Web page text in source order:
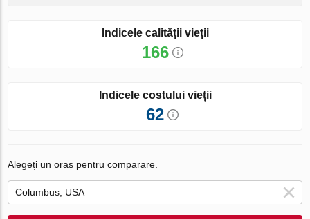
Indicele calității vieții
166
Indicele costului vieții
62
Alegeți un oraș pentru comparare.